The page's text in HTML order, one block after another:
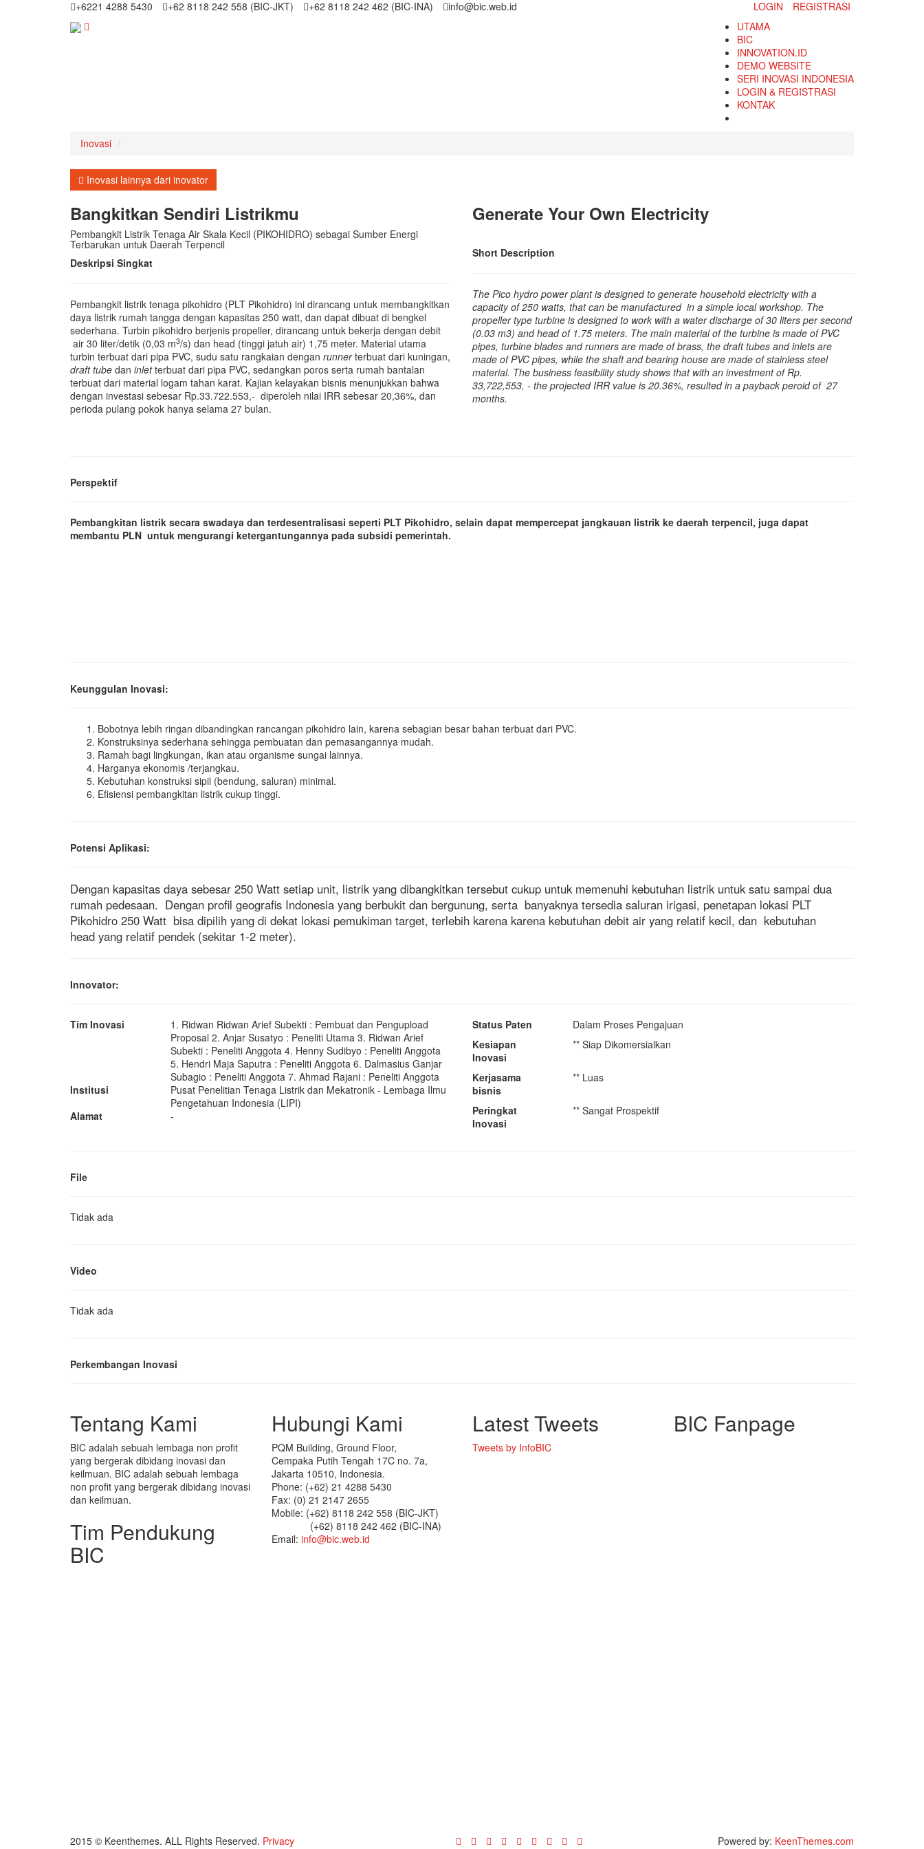
+6221 4288 5430 +62 8118 242 558 (BIC-JKT) +62 8118 242 462 (BIC-INA) info@bic.web.id LOGIN
REGISTRASI
UTAMA
BIC
INNOVATION.ID
DEMO WEBSITE
SERI INOVASI INDONESIA
LOGIN & REGISTRASI
KONTAK
Inovasi
Inovasi lainnya dari inovator
Bangkitkan Sendiri Listrikmu
Pembangkit Listrik Tenaga Air Skala Kecil (PIKOHIDRO) sebagai Sumber Energi
Terbarukan untuk Daerah Terpencil
Deskripsi Singkat
Pembangkit listrik tenaga pikohidro (PLT Pikohidro) ini dirancang untuk membangkitkan
daya listrik rumah tangga dengan kapasitas 250 watt, dan dapat dibuat di bengkel
sederhana. Turbin pikohidro berjenis propeller, dirancang untuk bekerja dengan debit
air 30 liter/detik (0,03 m3/s) dan head (tinggi jatuh air) 1,75 meter. Material utama
turbin terbuat dari pipa PVC, sudu satu rangkaian dengan runnerterbuat dari kuningan,
draft tube dan inletterbuat dari pipa PVC, sedangkan poros serta rumah bantalan
terbuat dari material logam tahan karat. Kajian kelayakan bisnis menunjukkan bahwa
dengan investasi sebesar Rp.33.722.553,- diperoleh nilai IRR sebesar 20,36%, dan
perioda pulang pokok hanya selama 27 bulan.
Generate Your Own Electricity
Short Description
The Pico hydro power plant is designed to generate household electricity with a
capacity of 250 watts, that can be manufactured in a simple local workshop. The
propeller type turbine is designed to work with a water discharge of 30 liters per second
(0.03 m3) and head of 1.75 meters. The main material of the turbine is made of PVC
pipes, turbine blades and runners are made of brass, the draft tubes and inlets are
made of PVC pipes, while the shaft and bearing house are made of stainless steel
material. The business feasibility study shows that with an investment of Rp.
33,722,553, - the projected IRR value is 20.36%, resulted in a payback peroid of 27
months.
Perspektif
Pembangkitan listrik secara swadaya dan terdesentralisasi seperti PLT Pikohidro, selain dapat mempercepat jangkauan listrik ke daerah terpencil, juga dapat
membantu PLN untuk mengurangi ketergantungannya pada subsidi pemerintah.
Keunggulan Inovasi:
Bobotnya lebih ringan dibandingkan rancangan pikohidro lain, karena sebagian besar bahan terbuat dari PVC.
Konstruksinya sederhana sehingga pembuatan dan pemasangannya mudah.
Ramah bagi lingkungan, ikan atau organisme sungai lainnya.
Harganya ekonomis /terjangkau.
Kebutuhan konstruksi sipil (bendung, saluran) minimal.
Efisiensi pembangkitan listrik cukup tinggi.
Potensi Aplikasi:
Dengan kapasitas daya sebesar 250 Watt setiap unit, listrik yang dibangkitkan tersebut cukup untuk memenuhi kebutuhan listrik untuk satu sampai dua
rumah pedesaan. Dengan profil geografis Indonesia yang berbukit dan bergunung, serta banyaknya tersedia saluran irigasi, penetapan lokasi PLT
Pikohidro 250 Watt bisa dipilih yang di dekat lokasi pemukiman target, terlebih karena karena kebutuhan debit air yang relatif kecil, dan kebutuhan
head yang relatif pendek (sekitar 1-2 meter).
Innovator:
Tim Inovasi
1. Ridwan Ridwan Arief Subekti : Pembuat dan Pengupload
Proposal 2. Anjar Susatyo : Peneliti Utama 3. Ridwan Arief
Subekti : Peneliti Anggota 4. Henny Sudibyo : Peneliti Anggota
5. Hendri Maja Saputra : Peneliti Anggota 6. Dalmasius Ganjar
Subagio : Peneliti Anggota 7. Ahmad Rajani : Peneliti Anggota
Institusi
Pusat Penelitian Tenaga Listrik dan Mekatronik - Lembaga Ilmu
Pengetahuan Indonesia (LIPI)
Alamat
-
Status Paten
Dalam Proses Pengajuan
Kesiapan
Inovasi
** Siap Dikomersialkan
Kerjasama
bisnis
** Luas
Peringkat
Inovasi
** Sangat Prospektif
File
Tidak ada
Video
Tidak ada
Perkembangan Inovasi
Tentang Kami
BIC adalah sebuah lembaga non profit
yang bergerak dibidang inovasi dan
keilmuan. BIC adalah sebuah lembaga
non profit yang bergerak dibidang inovasi
dan keilmuan.
Tim Pendukung
BIC
Hubungi Kami
PQM Building, Ground Floor,
Cempaka Putih Tengah 17C no. 7a,
Jakarta 10510, Indonesia.
Phone: (+62) 21 4288 5430
Fax: (0) 21 2147 2655
Mobile: (+62) 8118 242 558 (BIC-JKT)
(+62) 8118 242 462 (BIC-INA)
Email: info@bic.web.id
Latest Tweets
Tweets by InfoBIC
BIC Fanpage
2015 © Keenthemes. ALL Rights Reserved. Privacy
Powered by: KeenThemes.com